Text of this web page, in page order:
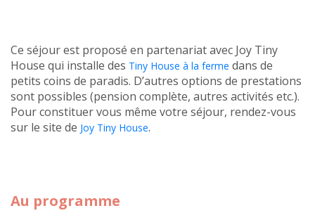
Ce séjour est proposé en partenariat avec Joy Tiny
House qui installe des Tiny House à la ferme dans de
petits coins de paradis. D’autres options de prestations
sont possibles (pension complète, autres activités etc.).
Pour constituer vous même votre séjour, rendez-vous
sur le site de Joy Tiny House.
Au programme